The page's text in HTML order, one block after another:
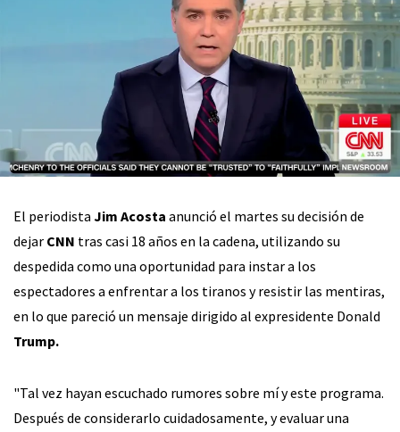
El periodista Jim Acosta anunció el martes su decisión de
dejar CNN tras casi 18 años en la cadena, utilizando su
despedida como una oportunidad para instar a los
espectadores a enfrentar a los tiranos y resistir las mentiras,
en lo que pareció un mensaje dirigido al expresidente Donald
Trump.
"Tal vez hayan escuchado rumores sobre mí y este programa.
Después de considerarlo cuidadosamente, y evaluar una